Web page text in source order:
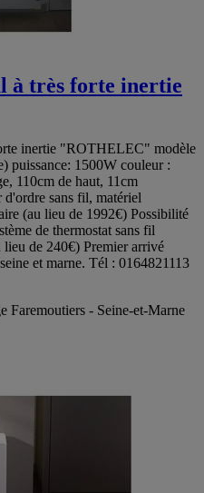
à très forte inertie
inertie "ROTHELEC" modèle
puissance: 1500W couleur :
110cm de haut, 11cm
d'ordre sans fil, matériel
(au lieu de 1992€) Possibilité
de thermostat sans fil
de 240€) Premier arrivé
et marne. Tél : 0164821113
Faremoutiers - Seine-et-Marne